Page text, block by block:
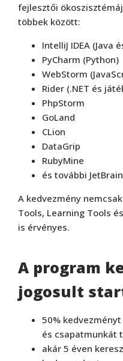
fejlesztői
többek között:
IntelliJ IDEA (Java
PyCharm (Python)
WebStorm
Rider (.NET és
PhpStorm
GoLand
CLion
DataGrip
RubyMine
és további
A kedvezmény
Tools, Learning Tools
is érvényes.
A program
jogosult
50%
és csapatmunkát
akár 5 éven